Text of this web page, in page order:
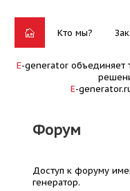
Кто мы?
E-generator объединяет
E-
Форум
Доступ к форуму
генератор.